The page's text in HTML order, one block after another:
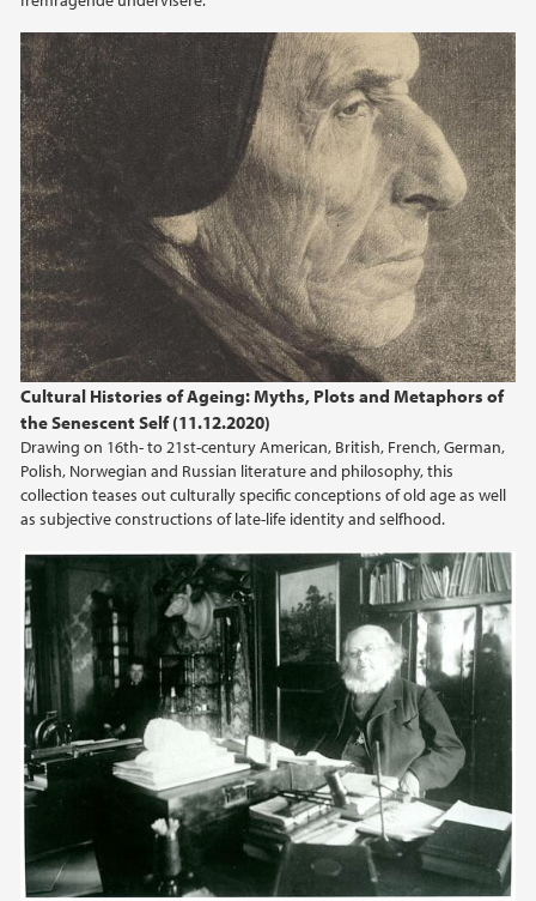
Cultural Histories of Ageing: Myths, Plots and Metaphors of
the Senescent Self (11.12.2020)
Drawing on 16th- to 21st-century American, British, French, German,
Polish, Norwegian and Russian literature and philosophy, this
collection teases out culturally specific conceptions of old age as well
as subjective constructions of late-life identity and selfhood.